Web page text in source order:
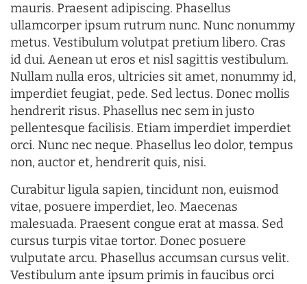
mauris. Praesent adipiscing. Phasellus
ullamcorper ipsum rutrum nunc. Nunc nonummy
metus. Vestibulum volutpat pretium libero. Cras
id dui. Aenean ut eros et nisl sagittis vestibulum.
Nullam nulla eros, ultricies sit amet, nonummy id,
imperdiet feugiat, pede. Sed lectus. Donec mollis
hendrerit risus. Phasellus nec sem in justo
pellentesque facilisis. Etiam imperdiet imperdiet
orci. Nunc nec neque. Phasellus leo dolor, tempus
non, auctor et, hendrerit quis, nisi.
Curabitur ligula sapien, tincidunt non, euismod
vitae, posuere imperdiet, leo. Maecenas
malesuada. Praesent congue erat at massa. Sed
cursus turpis vitae tortor. Donec posuere
vulputate arcu. Phasellus accumsan cursus velit.
Vestibulum ante ipsum primis in faucibus orci